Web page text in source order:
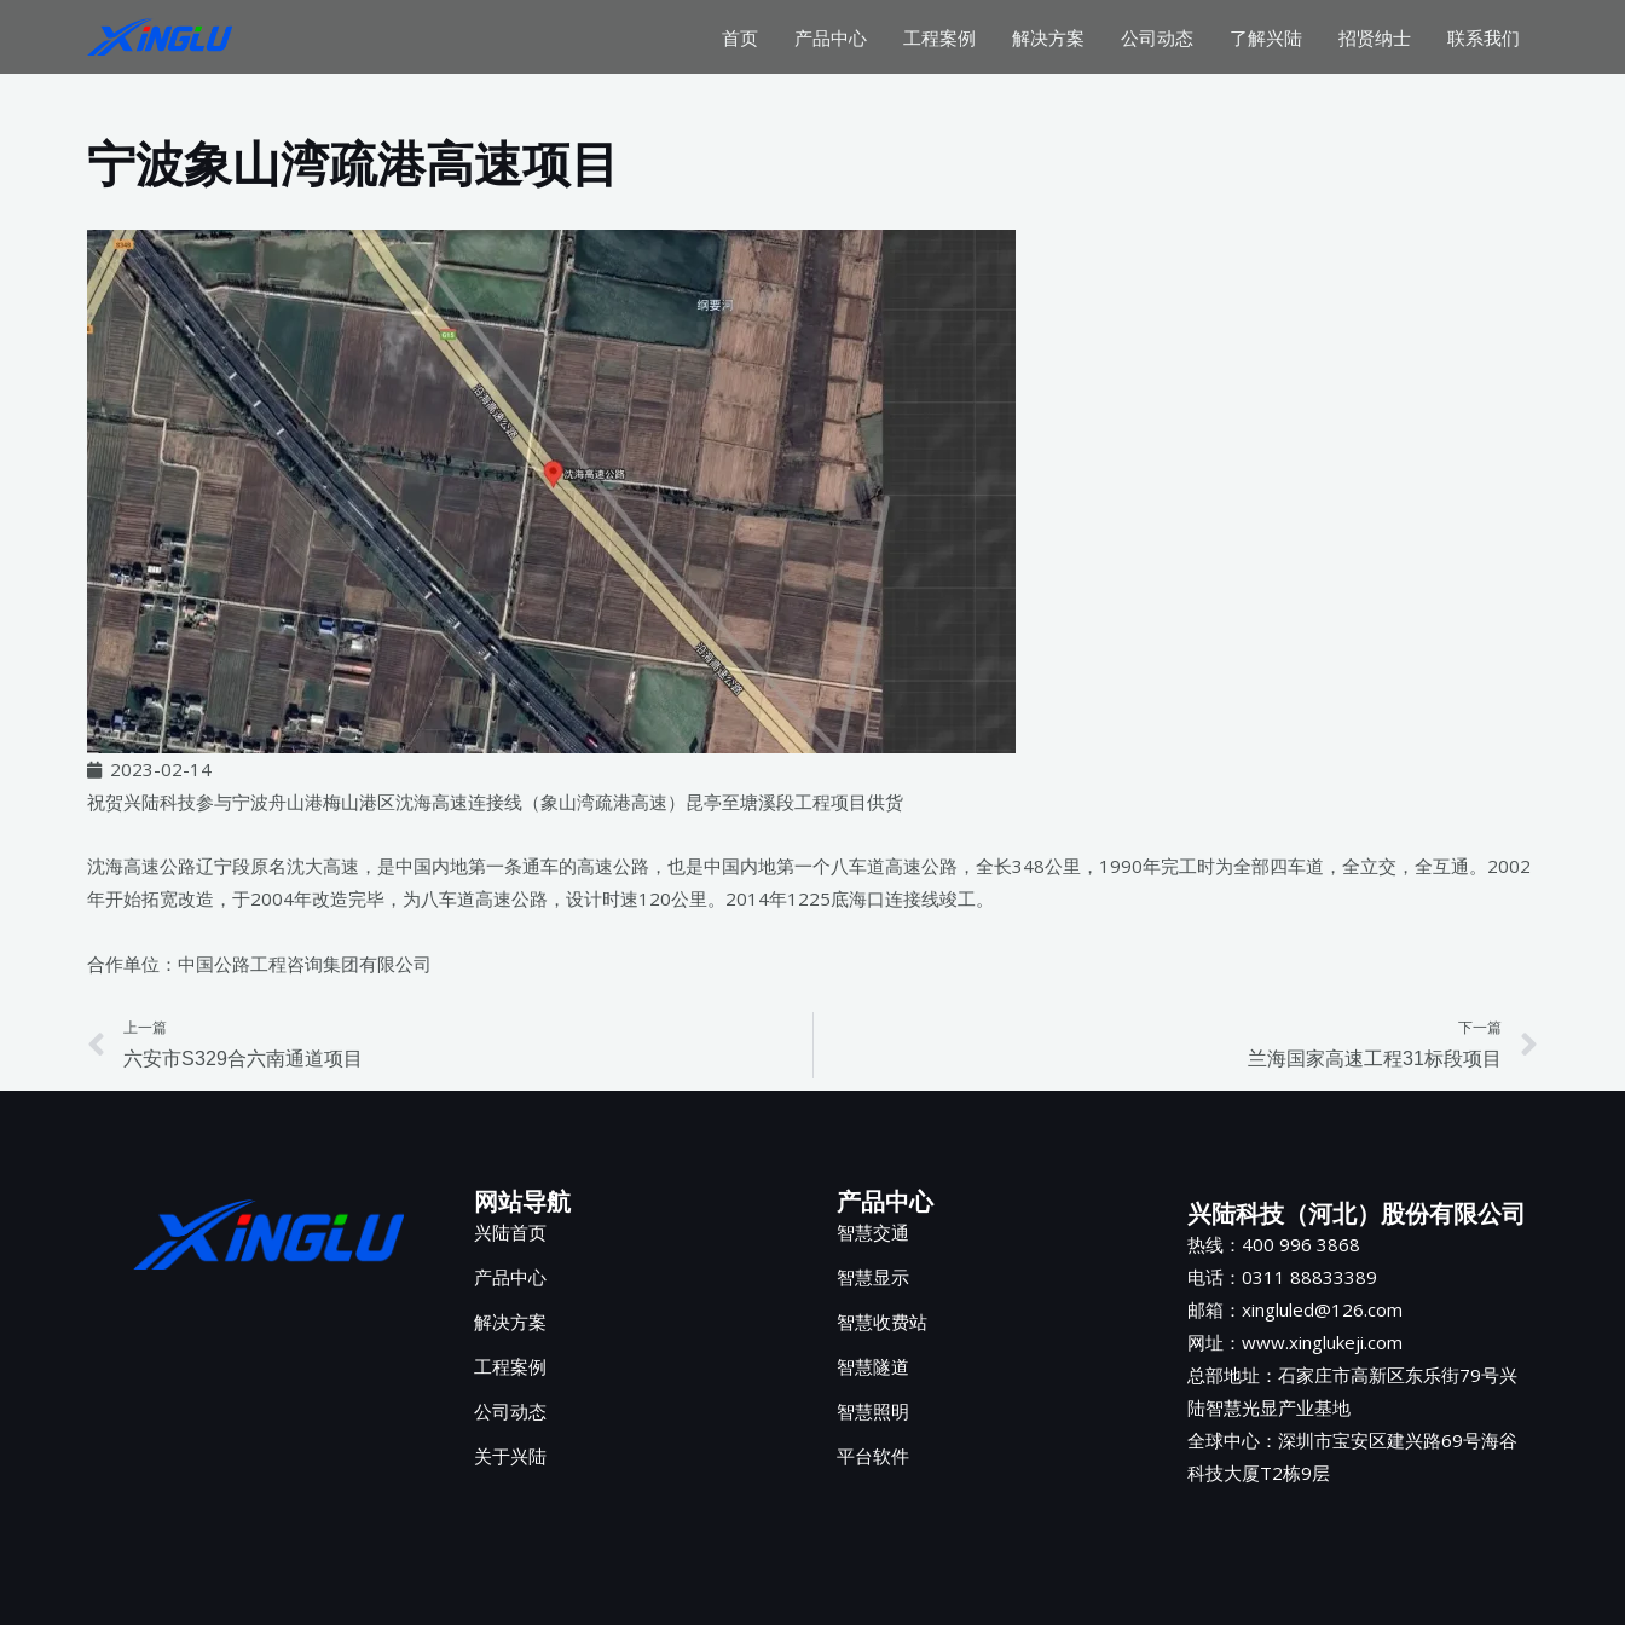
内
首页 产品中心 工程案例 解决方案 公司动态 了解兴陆 招贤纳士 联系我们
宁波象山湾疏港高速项目
2023-02-14
祝贺兴陆科技参与宁波舟山港梅山港区沈海高速连接线（象山湾疏港高速）昆亭至塘溪段工程项目供货
沈海高速公路辽宁段原名沈大高速，是中国内地第一条通车的高速公路，也是中国内地第一个八车道高速公路，全长348公里，1990年完工时为全部四车道，全立交，全互通。2002
年开始拓宽改造，于2004年改造完毕，为八车道高速公路，设计时速120公里。2014年1225底海口连接线竣工。
合作单位：中国公路工程咨询集团有限公司
Prev
上一篇
六安市S329合六南通道项目
下一篇
兰海国家高速工程31标段项目
网站导航
兴陆首页
产品中心
解决方案
工程案例
公司动态
关于兴陆
产品中心
智慧交通
智慧显示
智慧收费站
智慧隧道
智慧照明
平台软件
兴陆科技（河北）股份有限公司
热线：400 996 3868
电话：0311 88833389
邮箱：xingluled@126.com
网址：www.xinglukeji.com
总部地址： 石家庄市高新区东乐街79号兴
陆智慧光显产业基地
全球中心：深圳市宝安区建兴路69号海谷
科技大厦T2栋9层